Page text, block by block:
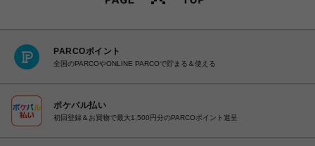
PARCOポイント
全国のPARCOやONLINE PARCOで貯まる＆使える
ポケパル払い
初回登録＆お買物で最大1,500円分のPARCOポイント進呈